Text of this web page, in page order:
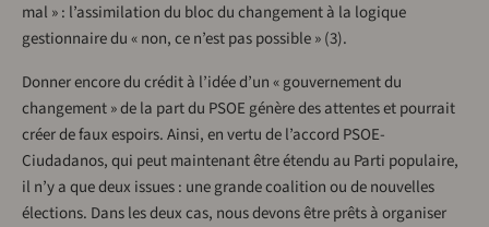
mal » : l’assimilation du bloc du changement à la logique
gestionnaire du « non, ce n’est pas possible » (3).
Donner encore du crédit à l’idée d’un « gouvernement du
changement » de la part du PSOE génère des attentes et pourrait
créer de faux espoirs. Ainsi, en vertu de l’accord PSOE-
Ciudadanos, qui peut maintenant être étendu au Parti populaire,
il n’y a que deux issues : une grande coalition ou de nouvelles
élections. Dans les deux cas, nous devons être prêts à organiser